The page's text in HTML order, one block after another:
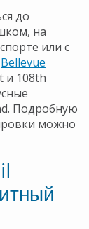
до
на
или с
Bellevue
и 108th
Подробную
можно